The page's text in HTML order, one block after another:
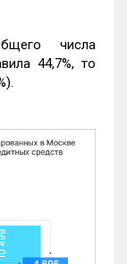
числа
44,7%, то